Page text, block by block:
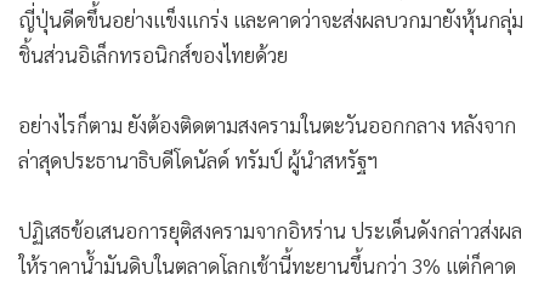
ญี่ปุ่นดีดขึ้นอย่างแข็งแกร่ง และคาดว่าจะส่งผลบวกมายังหุ้นกลุ่ม
ชิ้นส่วนอิเล็กทรอนิกส์ของไทยด้วย
อย่างไรก็ตาม ยังต้องติดตามสงครามในตะวันออกกลาง หลังจาก
ล่าสุดประธานาธิบดีโดนัลด์ ทรัมป์ ผู้นำสหรัฐฯ
ปฏิเสธข้อเสนอการยุติสงครามจากอิหร่าน ประเด็นดังกล่าวส่งผล
ให้ราคาน้ำมันดิบในตลาดโลกเช้านี้ทะยานขึ้นกว่า 3% แต่ก็คาด